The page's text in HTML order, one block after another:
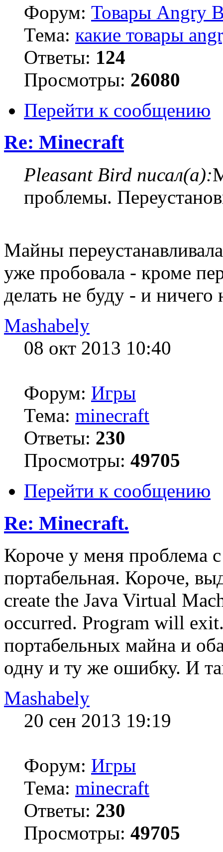
Форум: Товары Angry
Тема: какие товары
Ответы: 124
Просмотры: 26080
Перейти к сообщению
Re: Minecraft
Pleasant Bird писал(а):
проблемы.
Майны
уже пробовала - кроме
делать не буду - и ничего
Mashabely
08 окт 2013 10:40
Форум: Игры
Тема: minecraft
Ответы: 230
Просмотры: 49705
Перейти к сообщению
Re: Minecraft.
Короче у меня проблема
портабельная. Короче,
create the Java Virtual
occurred. Program will
портабельных майна и
одну и ту же ошибку. И
Mashabely
20 сен 2013 19:19
Форум: Игры
Тема: minecraft
Ответы: 230
Просмотры: 49705